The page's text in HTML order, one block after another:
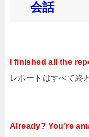
会話
I finished all the
レポートはすべて終
Already? You’re